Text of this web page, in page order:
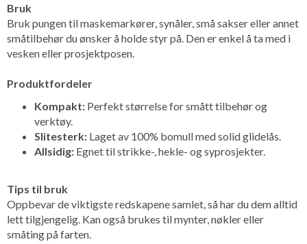
Bruk
Bruk pungen til maskemarkører, synåler, små sakser eller annet
småtilbehør du ønsker å holde styr på. Den er enkel å ta med i
vesken eller prosjektposen.
Produktfordeler
Kompakt: Perfekt størrelse for smått tilbehør og
verktøy.
Slitesterk: Laget av 100% bomull med solid glidelås.
Allsidig: Egnet til strikke-, hekle- og syprosjekter.
Tips til bruk
Oppbevar de viktigste redskapene samlet, så har du dem alltid
lett tilgjengelig. Kan også brukes til mynter, nøkler eller
småting på farten.